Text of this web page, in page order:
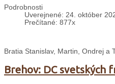
Podrobnosti
Uverejnené: 24. október
Prečítané: 877x
Bratia Stanislav, Martin, Ondrej a
Brehov: DC svetských